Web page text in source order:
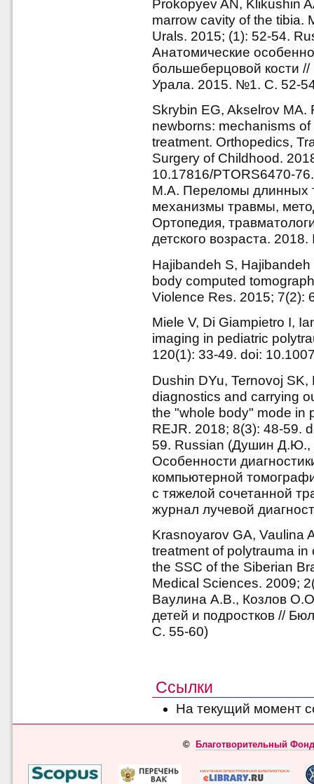
Prokopyev AN, Klikushin
marrow cavity of the tibia.
Urals. 2015; (1): 52-54.
Анатомические
большеберцовой кости
Урала. 2015. №1. С. 52-
Skrybin EG, Akselrov MA.
newborns: mechanisms
treatment. Orthopedics,
Surgery of Childhood.
10.17816/PTORS6470-
М.А. Переломы длинных
механизмы травмы,
Ортопедия,
детского возраста.
Hajibandeh S,
body computed
Violence Res. 2015; 7(2):
Miele V, Di Giampietro I,
imaging in pediatric
120(1): 33-49. doi:
Dushin DYu, Ternovoj
diagnostics and carrying
the "whole body" mode in
REJR. 2018; 8(3): 48-59.
59. Russian (Душин Д.Ю.,
Особенности
компьютерной
с тяжелой сочетанной
журнал лучевой
Krasnoyarov GA, Vaulina
treatment of polytrauma
the SSC of the Siberian
Medical Sciences. 2009;
Ваулина А.В., Козлов
детей и подростков //
С. 55-60)
Ссылки
На текущий момент
© Благотворительный